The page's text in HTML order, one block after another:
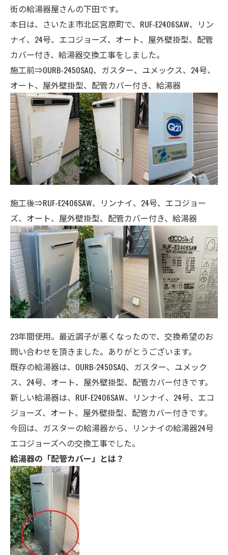
街の給湯器屋さんの下田です。
本日は、さいたま市北区宮原町で、RUF-E2406SAW、リン
ナイ、24号、エコジョーズ、オート、屋外壁掛型、配管
カバー付き、給湯器交換工事をしました。
施工前⇒OURB-2450SAQ、ガスター、ユメックス、24号、
オート、屋外壁掛型、配管カバー付き、給湯器
施工後⇒RUF-E2406SAW、リンナイ、24号、エコジョー
ズ、オート、屋外壁掛型、配管カバー付き、給湯器
23年間使用。最近調子が悪くなったので、交換希望のお
問い合わせを頂きました。ありがとうございます。
既存の給湯器は、OURB-2450SAQ、ガスター、ユメック
ス、24号、オート、屋外壁掛型、配管カバー付きです。
新しい給湯器は、RUF-E2406SAW、リンナイ、24号、エコ
ジョーズ、オート、屋外壁掛型、配管カバー付きです。
今回は、ガスターの給湯器から、リンナイの給湯器24号
エコジョーズへの交換工事でした。
給湯器の「配管カバー」とは？